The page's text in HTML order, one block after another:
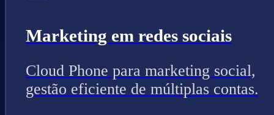
Marketing em redes sociais
Cloud Phone para marketing social,
gestão eficiente de múltiplas contas.